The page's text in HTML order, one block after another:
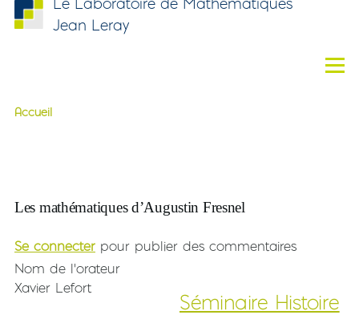
Aller au contenu principal
Jean Leray
Fil d'Ariane
Accueil
Title - HTML
Les mathématiques d’Augustin Fresnel
Se connecter pour publier des commentaires
Nom de l'orateur
Xavier Lefort
Séminaire Histoire